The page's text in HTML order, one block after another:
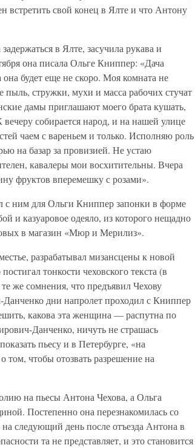
встретить свой конец в Ялте и что Антону
в Ялте, засучила рукава и
она писала Ольге Книппер: «Дача
будет еще не скоро. Моя комната не
пыль, стружки, мухи и масса рабочих стучат
дамы приглашают моего брата кушать,
собирается народ, и на нашей улице
чаем с вареньем и только. Исполняю роль
на базар за провизией. Не устаю
кавалеры мои восхитительны. Вчера
фруктов вперемешку с розами».
ним для Ольги Книппер запонки в форме
и казуаровое одеяло, из которого нещадно
в магазин «Мюр и Мерилиз».
разрабатывал мизансцены к новой
тонкости чеховского текста (в
же сомнения, что предъявил Чехову
дни напролет проходил с Книппер
какова эта женщина — распутна по
Данченко, ничуть не страшась
пьесу и в Петербурге, «на
том, чтобы отозвать разрешение на
на пьесы Антона Чехова, а Ольга
Постепенно она перезнакомилась со
следующий день после отъезда Антона в
та не представляет, и это становится